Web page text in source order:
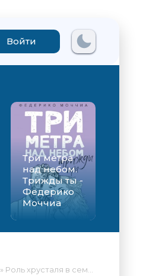
Войти
Три метра
над небом.
Трижды ты -
Федерико
Моччиа
» Роль хрусталя в семейной жизни - Александр Кабаков 📕 - Книга онлайн бесплатно